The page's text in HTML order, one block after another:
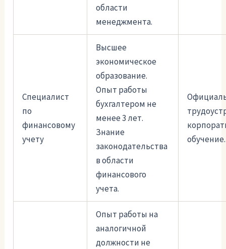
области
менеджмента.
Специалист
по
финансовому
учету
Высшее
экономическое
образование.
Опыт работы
бухгалтером не
менее 3 лет.
Знание
законодательства
в области
финансового
учета.
обучение.
Опыт работы на
аналогичной
должности не